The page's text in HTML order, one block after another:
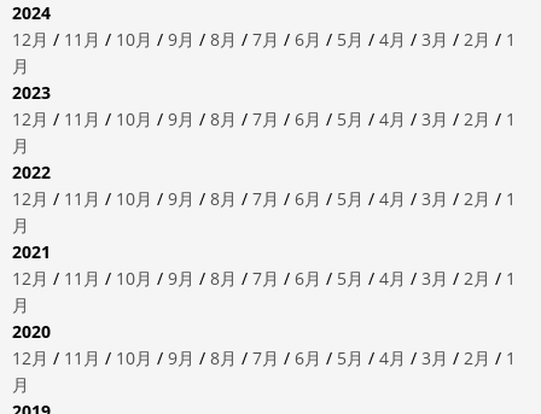
2024
12月 / 11月 / 10月 / 9月 / 8月 / 7月 / 6月 / 5月 / 4月 / 3月 / 2月 / 1
月
2023
12月 / 11月 / 10月 / 9月 / 8月 / 7月 / 6月 / 5月 / 4月 / 3月 / 2月 / 1
月
2022
12月 / 11月 / 10月 / 9月 / 8月 / 7月 / 6月 / 5月 / 4月 / 3月 / 2月 / 1
月
2021
12月 / 11月 / 10月 / 9月 / 8月 / 7月 / 6月 / 5月 / 4月 / 3月 / 2月 / 1
月
2020
12月 / 11月 / 10月 / 9月 / 8月 / 7月 / 6月 / 5月 / 4月 / 3月 / 2月 / 1
月